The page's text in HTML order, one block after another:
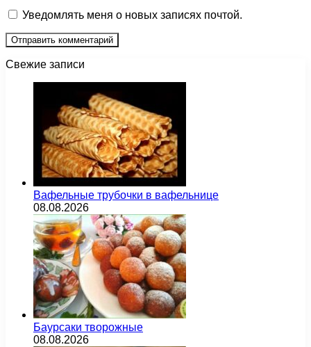
Уведомлять меня о новых записях почтой.
Свежие записи
Вафельные трубочки в вафельнице
08.08.2026
Баурсаки творожные
08.08.2026